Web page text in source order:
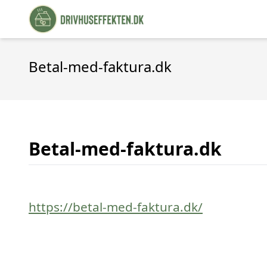
Betal-med-faktura.dk
Betal-med-faktura.dk
https://betal-med-faktura.dk/